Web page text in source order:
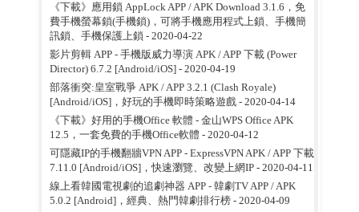
《下載》應用鎖 AppLock APP / APK Download 3.1.6，免
費手機螢幕鎖(手機鎖)，可將手機應用程式上鎖、手機簡
訊鎖、手機保護上鎖 - 2020-04-22
影片剪輯 APP - 手機版威力導演 APK / APP 下載 (Power
Director) 6.7.2 [Android/iOS]- 2020-04-19
部落衝突:皇室戰爭 APK / APP 3.2.1 (Clash Royale)
[Android/iOS]，好玩的手機即時策略遊戲- 2020-04-14
《下載》好用的手機Office 軟體 - 金山WPS Office APK
12.5，一套免費的手機Office軟體 - 2020-04-12
可隱藏IP的手機翻牆VPN APP - ExpressVPN APK / APP 下載
7.11.0 [Android/iOS]，快速瀏覽、改變上網IP- 2020-04-11
線上看韓國電視劇的追劇神器 APP - 韓劇TV APP / APK
5.0.2 [Android]，經典、熱門韓劇排行榜- 2020-04-09